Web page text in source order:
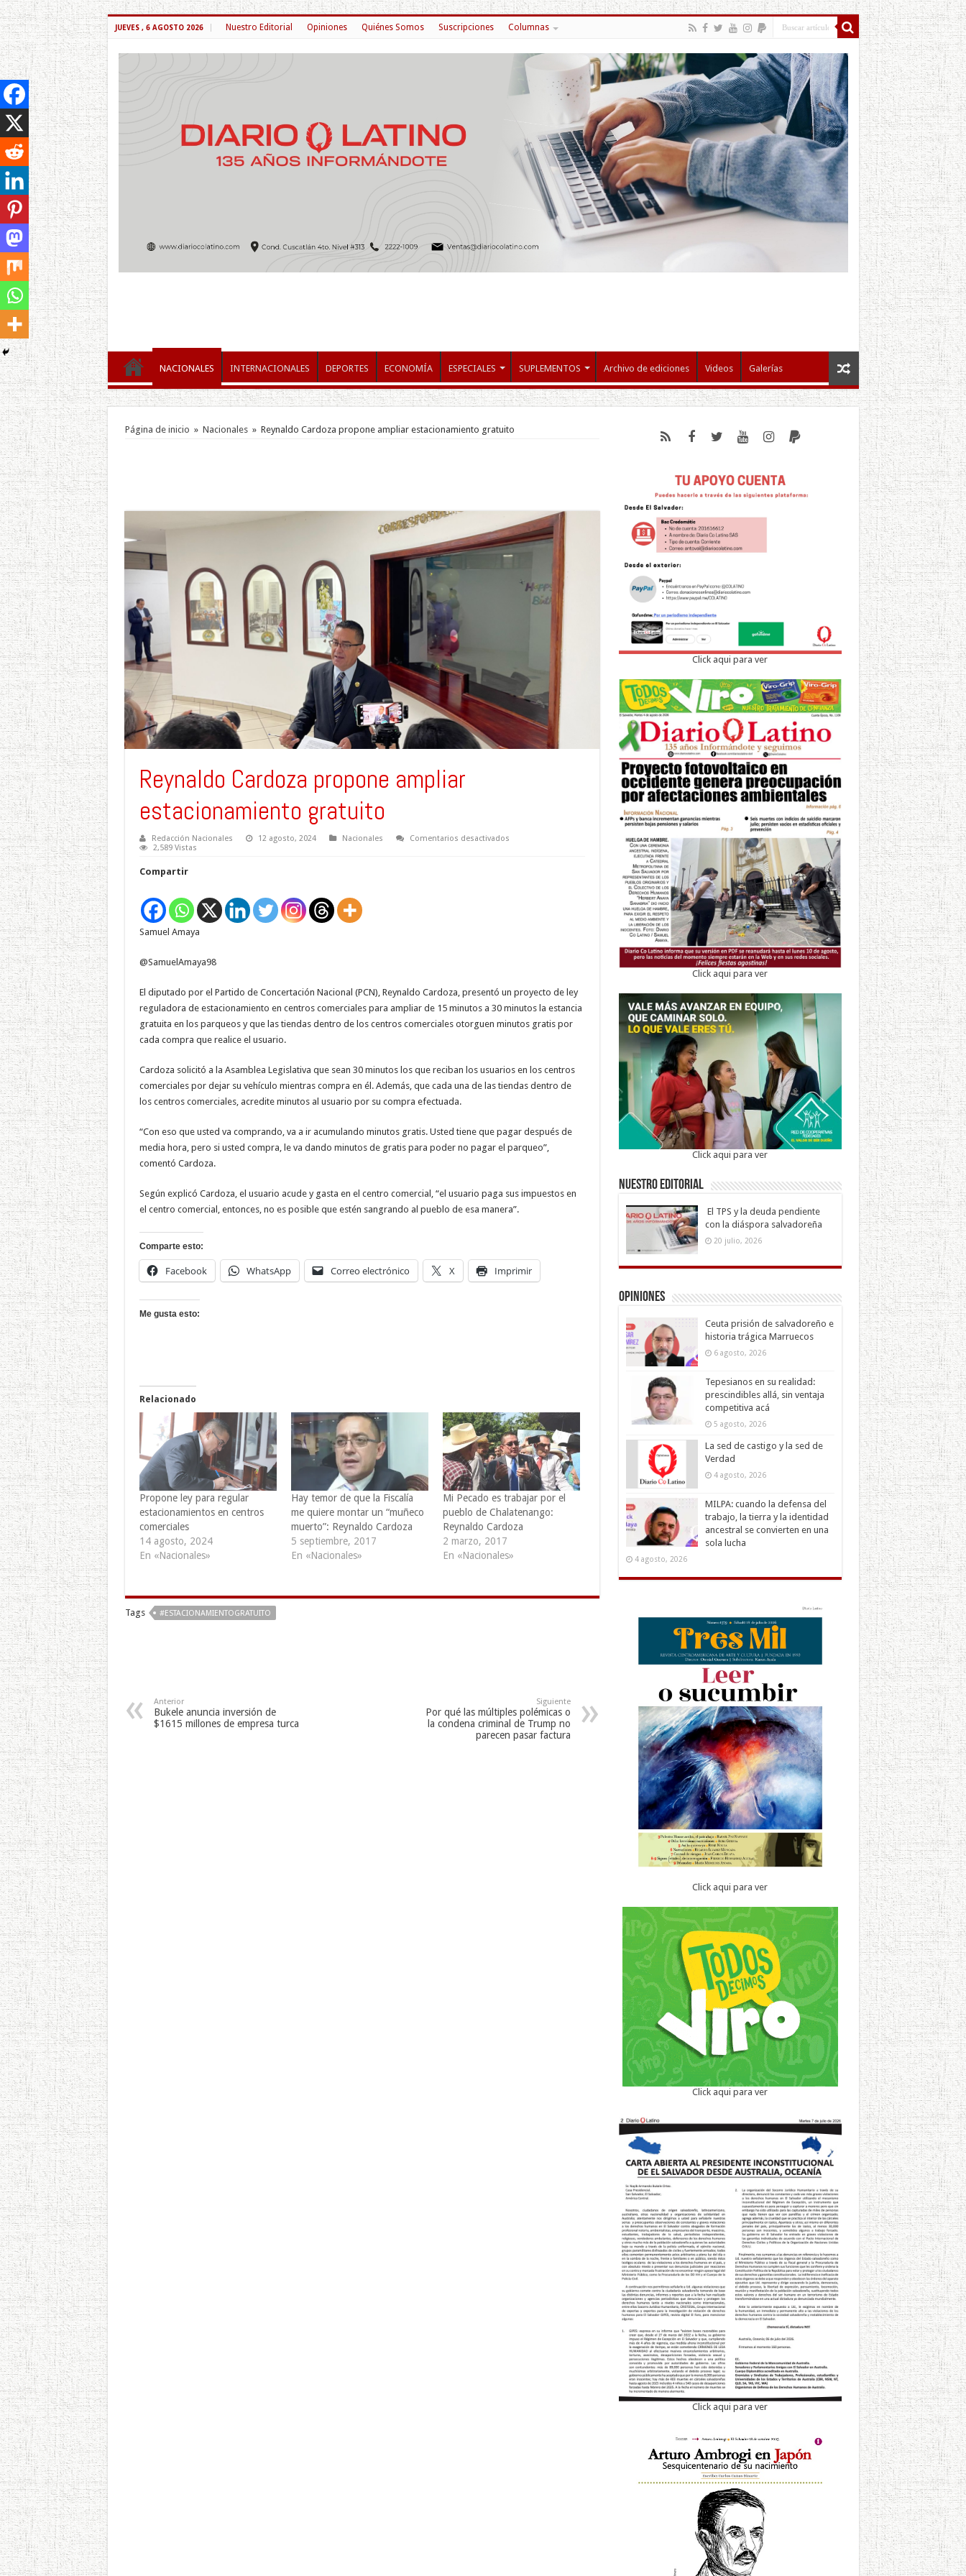
JUEVES , 6 AGOSTO 2026 Nuestro Editorial Opiniones Quiénes Somos Suscripciones Columnas
NACIONALES INTERNACIONALES DEPORTES ECONOMÍA ESPECIALES SUPLEMENTOS Archivo de ediciones Videos Galerías
Página de inicio » Nacionales » Reynaldo Cardoza propone ampliar estacionamiento gratuito
Reynaldo Cardoza propone ampliar
estacionamiento gratuito
Redacción Nacionales 12 agosto, 2024 Nacionales Comentarios desactivadosen
2,589 Vistas
Compartir
Samuel Amaya
@SamuelAmaya98
El diputado por el Partido de Concertación Nacional (PCN), Reynaldo Cardoza, presentó un proyecto de ley
reguladora de estacionamiento en centros comerciales para ampliar de 15 minutos a 30 minutos la estancia
gratuita en los parqueos y que las tiendas dentro de los centros comerciales otorguen minutos gratis por
cada compra que realice el usuario.
Cardoza solicitó a la Asamblea Legislativa que sean 30 minutos los que reciban los usuarios en los centros
comerciales por dejar su vehículo mientras compra en él. Además, que cada una de las tiendas dentro de
los centros comerciales, acredite minutos al usuario por su compra efectuada.
“Con eso que usted va comprando, va a ir acumulando minutos gratis. Usted tiene que pagar después de
media hora, pero si usted compra, le va dando minutos de gratis para poder no pagar el parqueo”,
comentó Cardoza.
Según explicó Cardoza, el usuario acude y gasta en el centro comercial, “el usuario paga sus impuestos en
el centro comercial, entonces, no es posible que estén sangrando al pueblo de esa manera”.
Comparte esto:
Facebook WhatsApp Correo electrónico X Imprimir
Me gusta esto:
Relacionado
Propone ley para regular
estacionamientos en centros
comerciales
14 agosto, 2024
En «Nacionales»
Hay temor de que la Fiscalía
me quiere montar un “muñeco
muerto”: Reynaldo Cardoza
5 septiembre, 2017
En «Nacionales»
Mi Pecado es trabajar por el
pueblo de Chalatenango:
Reynaldo Cardoza
2 marzo, 2017
En «Nacionales»
Tags #ESTACIONAMIENTOGRATUITO
Anterior
Bukele anuncia inversión de
$1615 millones de empresa turca
Siguiente
Por qué las múltiples polémicas o
la condena criminal de Trump no
parecen pasar factura
Click aqui para ver
Click aqui para ver
Click aqui para ver
Nuestro Editorial
El TPS y la deuda pendiente
con la diáspora salvadoreña
20 julio, 2026
Opiniones
Ceuta prisión de salvadoreño e
historia trágica Marruecos
6 agosto, 2026
Tepesianos en su realidad:
prescindibles allá, sin ventaja
competitiva acá
5 agosto, 2026
La sed de castigo y la sed de
Verdad
4 agosto, 2026
MILPA: cuando la defensa del
trabajo, la tierra y la identidad
ancestral se convierten en una
sola lucha
4 agosto, 2026
Click aqui para ver
Click aqui para ver
Click aqui para ver